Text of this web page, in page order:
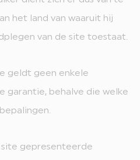
het land van waaruit hij
van de site toestaat.
geldt geen enkele
garantie, behalve die welke
gepresenteerde